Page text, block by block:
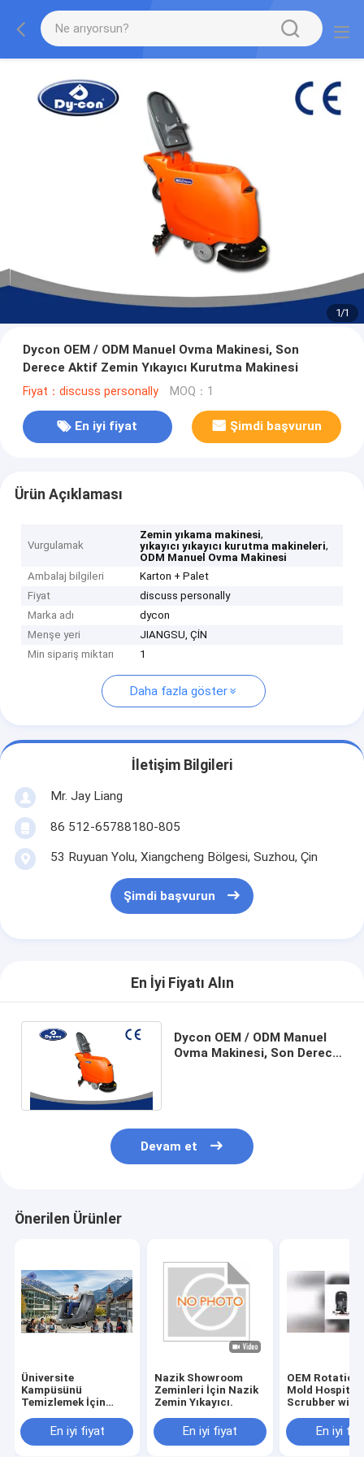
1/1
Dycon OEM / ODM Manuel Ovma Makinesi, Son
Derece Aktif Zemin Yıkayıcı Kurutma Makinesi
Fiyat：discuss personally MOQ：1
En iyi fiyat Şimdi başvurun
Ürün Açıklaması
Vurgulamak
Zemin yıkama makinesi,
yıkayıcı yıkayıcı kurutma makineleri,
ODM Manuel Ovma Makinesi
Ambalaj bilgileri
Karton + Palet
Fiyat
discuss personally
Marka adı
dycon
Menşe yeri
JIANGSU, ÇİN
Min sipariş miktarı
1
Daha fazla göster
İletişim Bilgileri
Mr. Jay Liang
86 512-65788180-805
53 Ruyuan Yolu, Xiangcheng Bölgesi, Suzhou, Çin
Şimdi başvurun
En İyi Fiyatı Alın
Dycon OEM / ODM Manuel
Ovma Makinesi, Son Derece
Devam et
Önerilen Ürünler
Üniversite
Kampüsünü
Temizlemek İçin
En iyi fiyat
Nazik Showroom
Zeminleri İçin Nazik
Zemin Yıkayıcı.
En iyi fiyat
OEM
Mold Hospital
Scrubber with
Certification
En iyi